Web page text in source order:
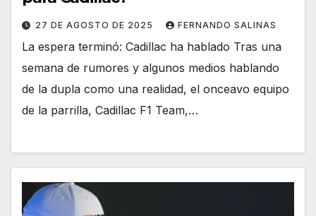
27 DE AGOSTO DE 2025 FERNANDO SALINAS
La espera terminó: Cadillac ha hablado Tras una
semana de rumores y algunos medios hablando
de la dupla como una realidad, el onceavo equipo
de la parrilla, Cadillac F1 Team,…